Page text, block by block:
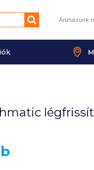
Keresés Áruházunk